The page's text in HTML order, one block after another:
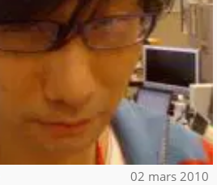
02 mars 2010